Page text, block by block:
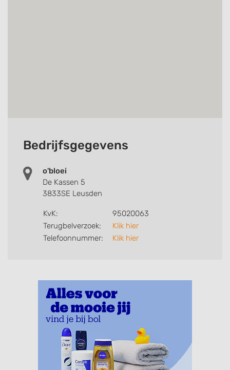
Bedrijfsgegevens
o'bloei
De Kassen 5
3833SE Leusden
KvK:
95020063
Terugbelverzoek:
Klik hier
Telefoonnummer:
Klik hier